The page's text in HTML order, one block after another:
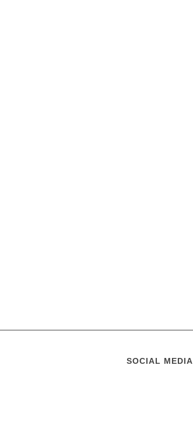
SOCIAL MEDIA